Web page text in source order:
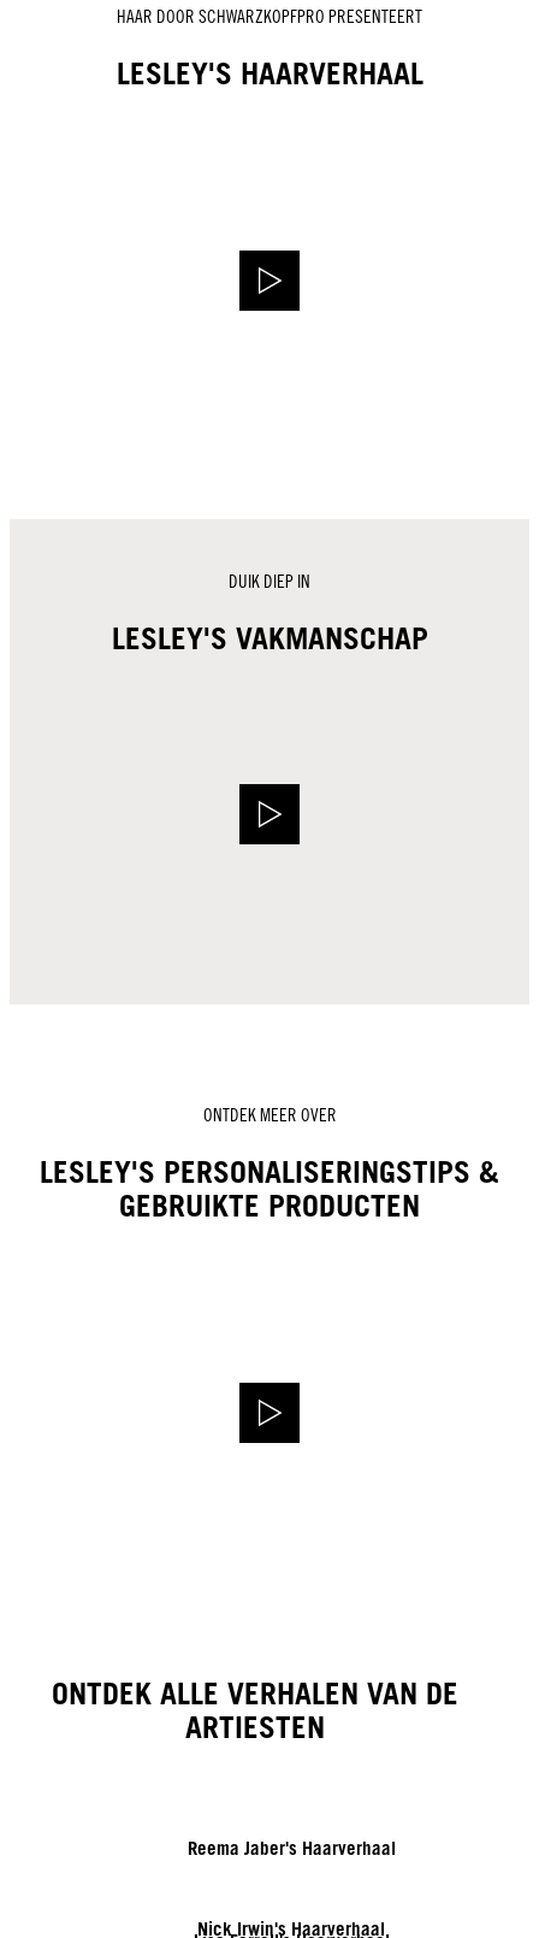
HAAR DOOR SCHWARZKOPFPRO PRESENTEERT
LESLEY'S HAARVERHAAL
DUIK DIEP IN
LESLEY'S VAKMANSCHAP
ONTDEK MEER OVER
LESLEY'S PERSONALISERINGSTIPS &
GEBRUIKTE PRODUCTEN
ONTDEK ALLE VERHALEN VAN DE
ARTIESTEN
Reema Jaber's Haarverhaal
Nick Irwin's Haarverhaal